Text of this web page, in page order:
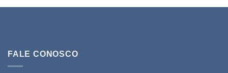
FALE CONOSCO